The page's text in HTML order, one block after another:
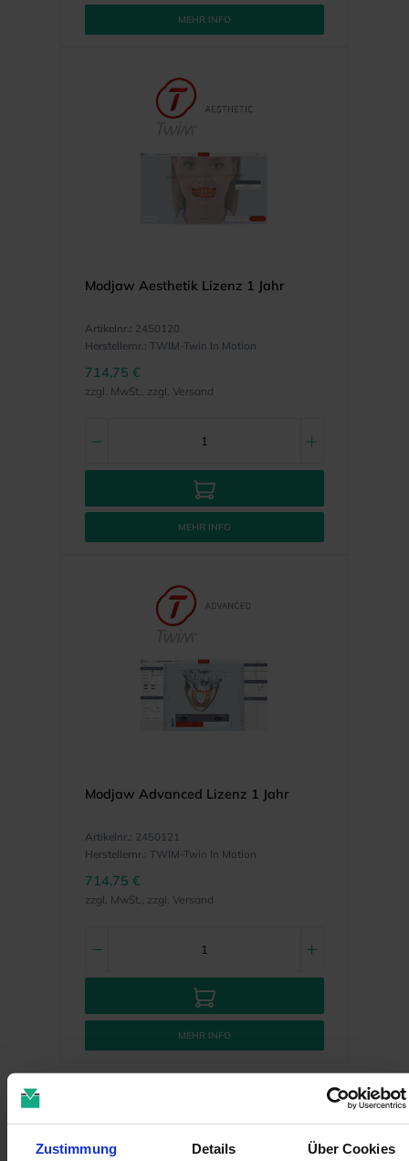
Zustimmung Details Über Cookies
MEHR INFO
Modjaw Aesthetik Lizenz 1 Jahr
Artikelnr.: 2450120
Herstellernr.: TWIM-Twin In Motion
714,75 €
zzgl. MwSt., zzgl. Versand
MEHR INFO
Modjaw Advanced Lizenz 1 Jahr
Artikelnr.: 2450121
Herstellernr.: TWIM-Twin In Motion
714,75 €
zzgl. MwSt., zzgl. Versand
MEHR INFO